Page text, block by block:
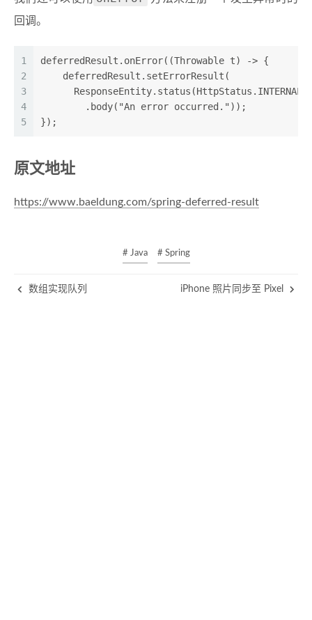
回调。
1
2
3
4
5
deferredResult.onError((Throwable t) -> {
    deferredResult.setErrorResult(
        .body("An error occurred."));
});
原文地址
https://www.baeldung.com/spring-deferred-result
# Java # Spring
数组实现队列 iPhone 照片同步至 Pixel